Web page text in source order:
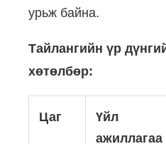
урьж байна.
Тайлангийн үр
хөтөлбөр:
Цаг
Үйл
ажиллагаа